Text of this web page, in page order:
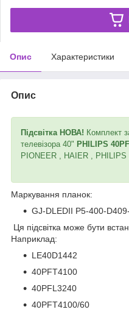
Опис Характеристики
Опис
Підсвітка НОВА! Комплект
телевізора 40" PHILIPS
PIONEER , HAIER , PHILIPS
Маркування планок:
GJ-DLEDII P5-400-
Ця підсвітка може бути
Наприклад:
LE40D1442
40PFT4100
40PFL3240
40PFT4100/60